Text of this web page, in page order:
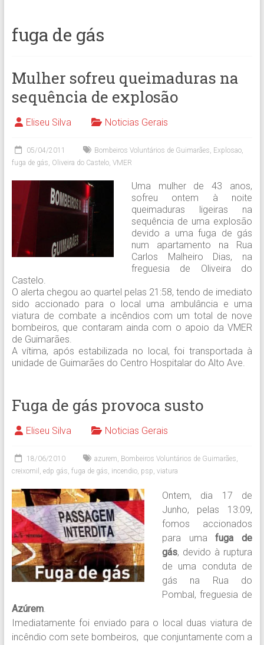
fuga de gás
Mulher sofreu queimaduras na
sequência de explosão
Eliseu Silva Noticias Gerais
05/04/2011 Bombeiros Voluntários de Guimarães, Explosao,
fuga de gás, Oliveira do Castelo, VMER
Uma mulher de 43 anos,
sofreu ontem à noite
queimaduras ligeiras na
sequência de uma explosão
devido a uma fuga de gás
num apartamento na Rua
Carlos Malheiro Dias, na
freguesia de Oliveira do
Castelo.
O alerta chegou ao quartel pelas 21:58, tendo de imediato
sido accionado para o local uma ambulância e uma
viatura de combate a incêndios com um total de nove
bombeiros, que contaram ainda com o apoio da VMER
de Guimarães.
A vítima, após estabilizada no local, foi transportada à
unidade de Guimarães do Centro Hospitalar do Alto Ave.
Fuga de gás provoca susto
Eliseu Silva Noticias Gerais
18/06/2010 azurem, Bombeiros Voluntários de Guimarães,
creixomil , edp gás, fuga de gás, incendio, psp, viatura
Ontem, dia 17 de
Junho, pelas 13:09,
fomos accionados
para umafuga de
gás, devido à ruptura
de uma conduta de
gás na Rua do
Pombal, freguesia de
Azúrem.
Imediatamente foi enviado para o local duas viatura de
incêndio com sete bombeiros, que conjuntamente com a